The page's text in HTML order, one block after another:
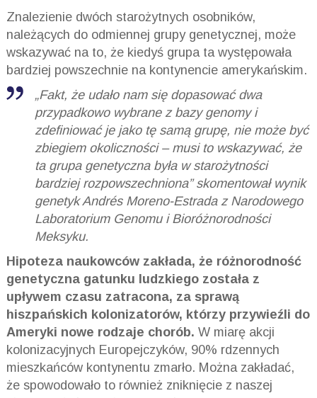
Znalezienie dwóch starożytnych osobników,
należących do odmiennej grupy genetycznej, może
wskazywać na to, że kiedyś grupa ta występowała
bardziej powszechnie na kontynencie amerykańskim.
„Fakt, że udało nam się dopasować dwa
przypadkowo wybrane z bazy genomy i
zdefiniować je jako tę samą grupę, nie może być
zbiegiem okoliczności – musi to wskazywać, że
ta grupa genetyczna była w starożytności
bardziej rozpowszechniona” skomentował wynik
genetyk Andrés Moreno-Estrada z Narodowego
Laboratorium Genomu i Bioróżnorodności
Meksyku.
Hipoteza naukowców zakłada, że różnorodność
genetyczna gatunku ludzkiego została z
upływem czasu zatracona, za sprawą
hiszpańskich kolonizatorów, którzy przywieźli do
Ameryki nowe rodzaje chorób. W miarę akcji
kolonizacyjnych Europejczyków, 90% rdzennych
mieszkańców kontynentu zmarło. Można zakładać,
że spowodowało to również zniknięcie z naszej